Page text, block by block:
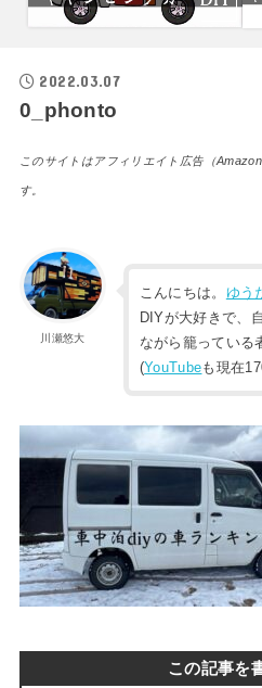
2022.03.07
0_phonto
このサイトはアフィリエイト広告（
す。
川瀬悠大
こんにちは。 ゆう
DIYが大好きで、
ながら籠っている
(YouTubeも現在
この記事を